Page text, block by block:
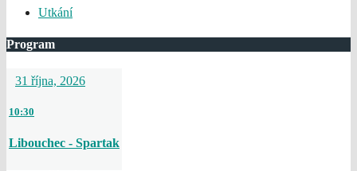
Utkání
Program
31 října, 2026
10:30
Libouchec - Spartak